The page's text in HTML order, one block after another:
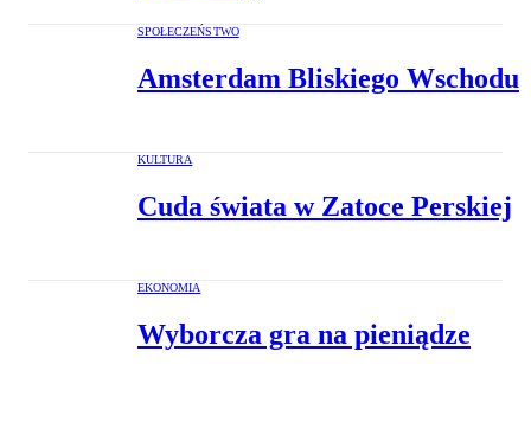
SPOŁECZEŃSTWO
Amsterdam Bliskiego Wschodu
KULTURA
Cuda świata w Zatoce Perskiej
EKONOMIA
Wyborcza gra na pieniądze